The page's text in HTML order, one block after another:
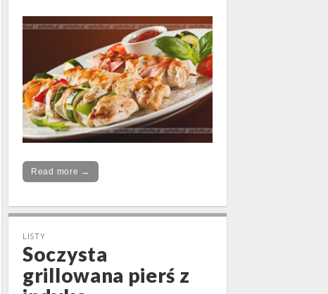
Read more →
LISTY
Soczysta
grillowana pierś z